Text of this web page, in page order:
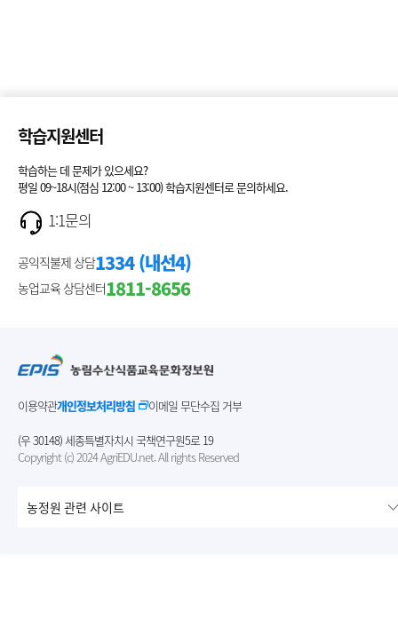
이용약관개인정보처리방침 이메일 무단수집 거부
(우 30148) 세종특별자치시 국책연구원5로 19
Copyright (c) 2024 AgriEDU.net. All rights Reserved
학습지원센터
학습하는 데 문제가 있으세요?
평일 09~18시(점심 12:00 ~ 13:00) 학습지원센터로 문의하세요.
1:1문의
공익직불제 상담1334 (내선4)
농업교육 상담센터1811-8656